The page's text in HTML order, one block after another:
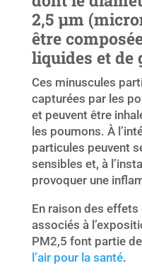
2,5 µm
être
liquides et de
Ces minuscules
capturées par les
et peuvent être
les poumons. À
particules peuvent
sensibles et, à
provoquer une
En raison des
associés à
PM2,5 font partie
l’air pour la santé.